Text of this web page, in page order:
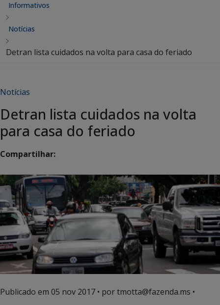
Informativos
Notícias
Detran lista cuidados na volta para casa do feriado
Notícias
Detran lista cuidados na volta
para casa do feriado
Compartilhar:
Publicado em 05 nov 2017 • por tmotta@fazenda.ms •